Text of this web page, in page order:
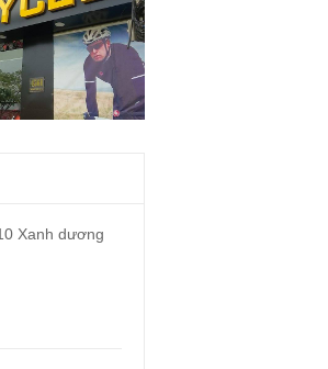
Xanh dương